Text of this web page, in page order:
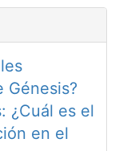
Génesis?
¿Cuál es el
en el